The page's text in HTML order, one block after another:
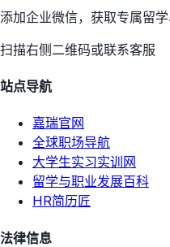
添加企业微信，获取专属留
扫描右侧二维码或联系客服
站点导航
嘉瑞官网
全球职场导航
大学生实习实训网
留学与职业发展百科
HR简历匠
法律信息